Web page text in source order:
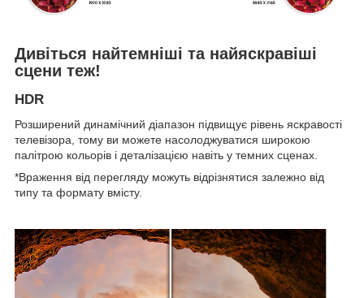
Дивіться найтемніші та найяскравіші
сцени теж!
HDR
Розширений динамічний діапазон підвищує рівень яскравості
телевізора, тому ви можете насолоджуватися широкою
палітрою кольорів і деталізацією навіть у темних сценах.
*Враження від перегляду можуть відрізнятися залежно від
типу та формату вмісту.